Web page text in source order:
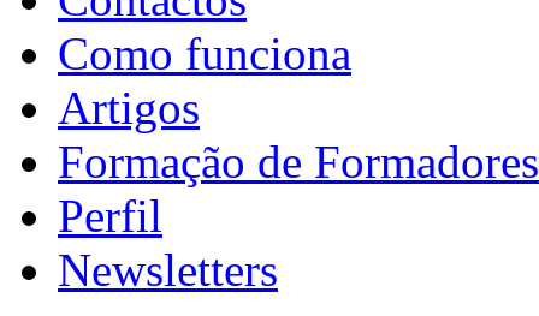
Como funciona
Artigos
Formação de Formadores
Perfil
Newsletters